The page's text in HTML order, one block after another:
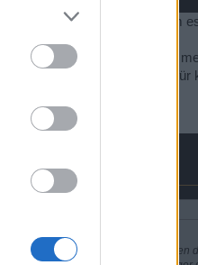
auch keinen Sinn. Nimm
ins Leben zu rufen.
Dinge wichtiger, da immer
werden. Der Spieleinstieg für
da immer mehr Spieler abspringen